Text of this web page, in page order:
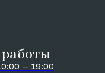
— 19:00